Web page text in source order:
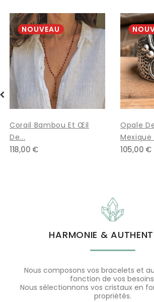
NOUVEAU
Opale De Feu Du
Mexique Et...
105,00 €
Opale
82,00 €
HARMONIE &
Nous composons vos bracelets et
fonction de vos
Nous sélectionnons vos cristaux en
propriétés.